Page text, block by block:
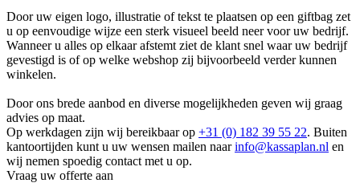
Eenvoudig en snel: Dankzij de handige sluitstrip en stevige
bodem zijn deze giftbags super gebruiksvriendelijk. U steekt
het cadeau erin, sluit het met de zelfklevende sluiting, en
binnen enkele seconden is uw cadeau klaar om gegeven te
worden!
Ideaal voor zwaardere cadeaus: U kunt er met een gerust
hart ook wat zwaardere geschenken in doen. Of het nu een
mooi boek, een fles of iets anders is, onze giftbags houden het
allemaal met gemak.
Personaliseer uw giftbag: Maak het extra speciaal door een
passend wensetiket of een leuk cadeaulint toe te voegen. Dit
Door uw eigen logo, illustratie of tekst te plaatsen op een giftbag zet
u op eenvoudige wijze een sterk visueel beeld neer voor uw bedrijf.
Wanneer u alles op elkaar afstemt ziet de klant snel waar uw bedrijf
gevestigd is of op welke webshop zij bijvoorbeeld verder kunnen
winkelen.
Door ons brede aanbod en diverse mogelijkheden geven wij graag
advies op maat.
Op werkdagen zijn wij bereikbaar op +31 (0) 182 39 55 22. Buiten
kantoortijden kunt u uw wensen mailen naarinfo@kassaplan.nl en
wij nemen spoedig contact met u op.
Vraag uw offerte aan